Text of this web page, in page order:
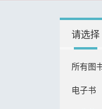
请选择
所有图
电子书